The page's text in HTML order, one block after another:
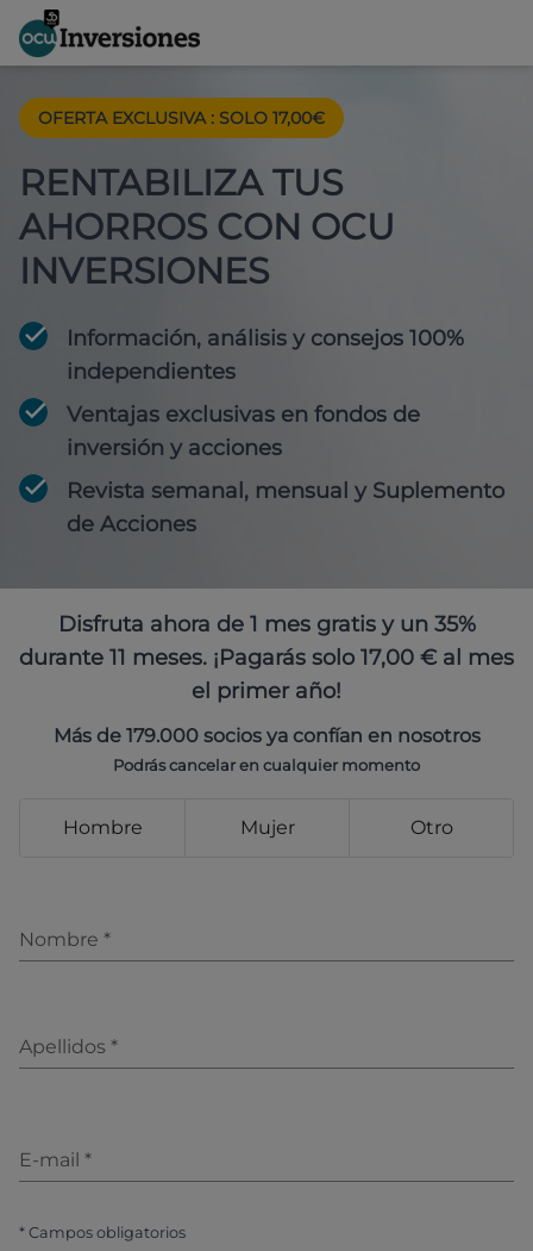
OFERTA EXCLUSIVA : SOLO 17,00€
RENTABILIZA TUS
AHORROS CON OCU
INVERSIONES
Información, análisis y consejos 100%
independientes
Ventajas exclusivas en fondos de
inversión y acciones
Revista semanal, mensual y Suplemento
de Acciones
Disfruta ahora de 1 mes gratis y un 35%
durante 11 meses. ¡Pagarás solo 17,00 € al mes
el primer año!
Más de 179.000 socios ya confían en nosotros
Podrás cancelar en cualquier momento
Hombre Mujer Otro
Nombre *
Apellidos *
E-mail *
* Campos obligatorios